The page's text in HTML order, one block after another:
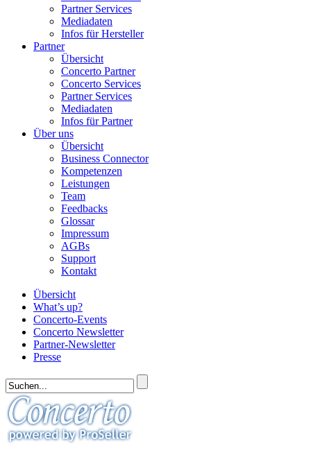
Partner Services
Mediadaten
Infos für Hersteller
Partner
Übersicht
Concerto Partner
Concerto Services
Partner Services
Mediadaten
Infos für Partner
Über uns
Übersicht
Business Connector
Kompetenzen
Leistungen
Team
Feedbacks
Glossar
Impressum
AGBs
Support
Kontakt
Übersicht
What’s up?
Concerto-Events
Concerto Newsletter
Partner-Newsletter
Presse